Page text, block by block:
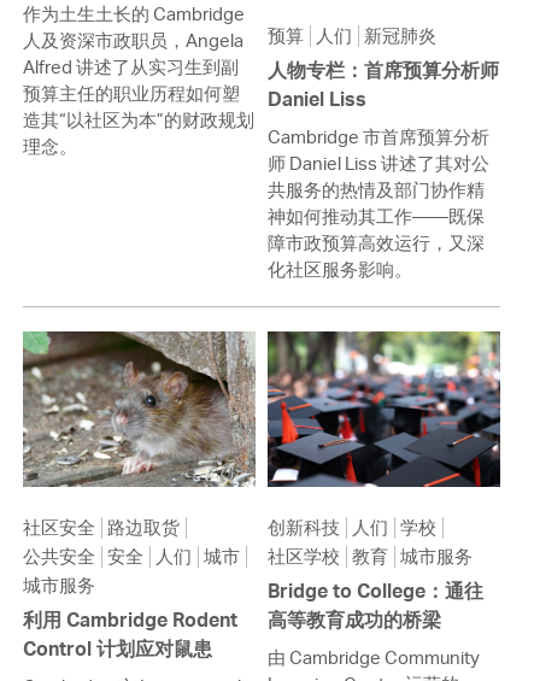
作为土生土长的 Cambridge
人及资深市政职员，Angela
Alfred 讲述了从实习生到副
预算主任的职业历程如何塑
造其“以社区为本”的财政规划
理念。
预算 人们 新冠肺炎
人物专栏：首席预算分析师
Daniel Liss
Cambridge 市首席预算分析
师 Daniel Liss 讲述了其对公
共服务的热情及部门协作精
神如何推动其工作——既保
障市政预算高效运行，又深
化社区服务影响。
社区安全
路边取货
公共安全 安全 人们 城市
城市服务
利用 Cambridge Rodent
Control 计划应对鼠患
创新科技 人们 学校
社区学校 教育 城市服务
Bridge to College：通往
高等教育成功的桥梁
由 Cambridge Community